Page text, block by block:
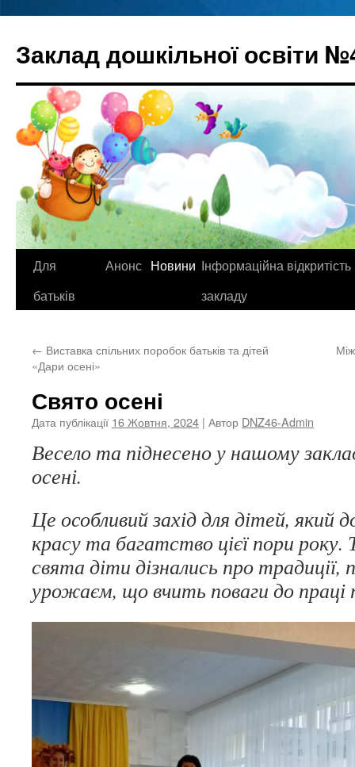
вмісту
Заклад дошкільної освіти
Для
батьків
Анонс Новини Інформаційна відкритість
закладу
← Виставка спільних поробок батьків та дітей
«Дари осені»
Свято осені
Дата публікації 16 Жовтня, 2024 | Автор DNZ46-Admin
Весело та піднесено у нашому
осені.
Це особливий захід для дітей, який
красу та багатство цієї пори
свята діти дізнались про традиції,
урожаєм, що вчить поваги до праці